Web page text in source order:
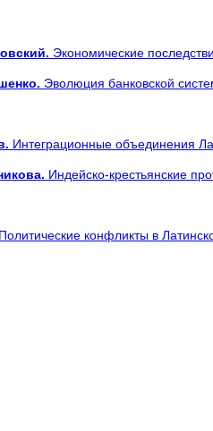
Экономические
Эволюция банковской
Интеграционные объединения
Индейско-крестьянские
Политические конфликты в